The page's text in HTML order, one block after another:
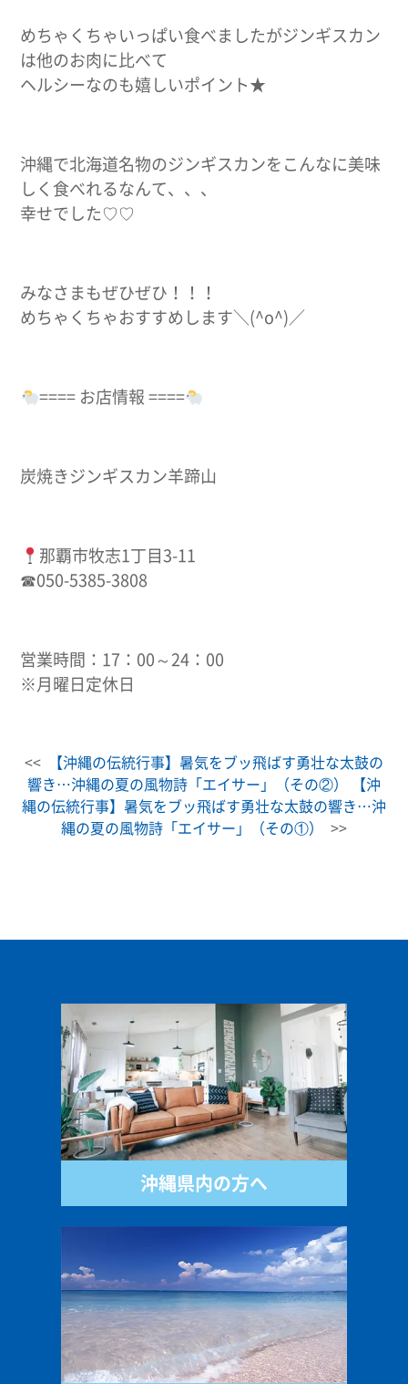
めちゃくちゃいっぱい食べましたがジンギスカン
は他のお肉に比べて
ヘルシーなのも嬉しいポイント★
沖縄で北海道名物のジンギスカンをこんなに美味
しく食べれるなんて、、、
幸せでした♡♡
みなさまもぜひぜひ！！！
めちゃくちゃおすすめします＼(^o^)／
==== お店情報 ====
炭焼きジンギスカン羊蹄山
那覇市牧志1丁目3-11
☎050-5385-3808
営業時間：17：00～24：00
※月曜日定休日
<<
【沖縄の伝統行事】暑気をブッ飛ばす勇壮な太鼓の
響き…沖縄の夏の風物詩「エイサー」（その②）
【沖
縄の伝統行事】暑気をブッ飛ばす勇壮な太鼓の響き…沖
縄の夏の風物詩「エイサー」（その①）
>>
沖縄県内の方へ